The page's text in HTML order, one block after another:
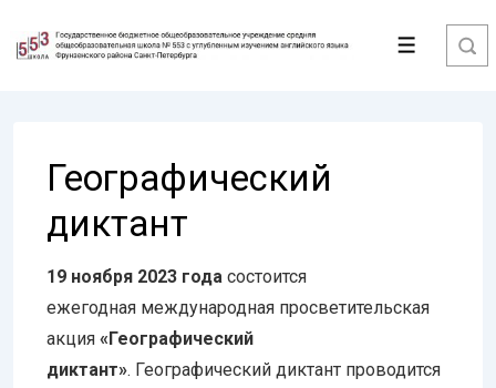
Перейти
Меню
Географический
диктант
19 ноября 2023 года состоится
ежегодная международная просветительская
акция «Географический
диктант». Географический диктант проводится